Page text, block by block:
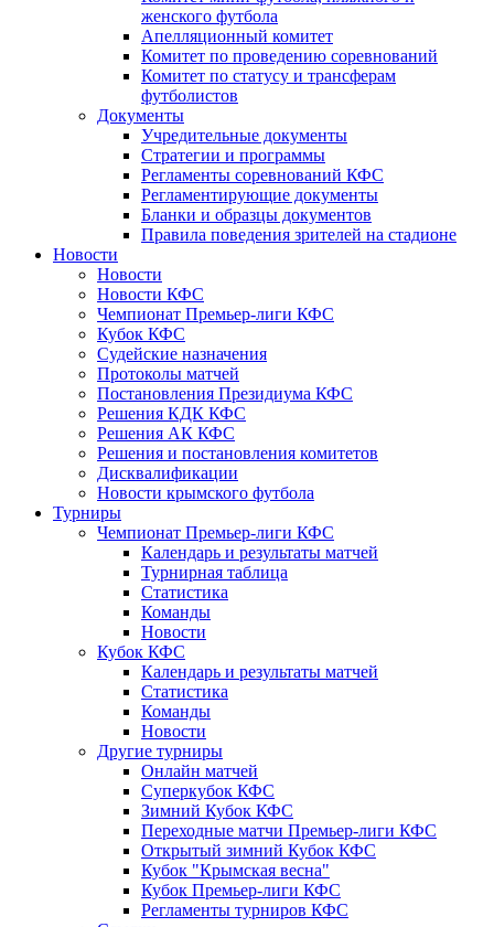
женского футбола
Апелляционный комитет
Комитет по проведению соревнований
Комитет по статусу и трансферам
футболистов
Документы
Учредительные документы
Стратегии и программы
Регламенты соревнований КФС
Регламентирующие документы
Бланки и образцы документов
Правила поведения зрителей на стадионе
Новости
Новости
Новости КФС
Чемпионат Премьер-лиги КФС
Кубок КФС
Судейские назначения
Протоколы матчей
Постановления Президиума КФС
Решения КДК КФС
Решения АК КФС
Решения и постановления комитетов
Дисквалификации
Новости крымского футбола
Турниры
Чемпионат Премьер-лиги КФС
Календарь и результаты матчей
Турнирная таблица
Статистика
Команды
Новости
Кубок КФС
Календарь и результаты матчей
Статистика
Команды
Новости
Другие турниры
Онлайн матчей
Суперкубок КФС
Зимний Кубок КФС
Переходные матчи Премьер-лиги КФС
Открытый зимний Кубок КФС
Кубок "Крымская весна"
Кубок Премьер-лиги КФС
Регламенты турниров КФС